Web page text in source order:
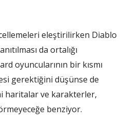
eleştirilirken Diablo
da ortalığı
oyuncularının bir kısmı
gerektiğini düşünse de
haritalar ve karakterler,
benziyor.